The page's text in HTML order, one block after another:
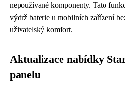
nepoužívané komponenty. Tato
výdrž baterie u mobilních zařízení
uživatelský komfort.
Aktualizace nabídky
panelu